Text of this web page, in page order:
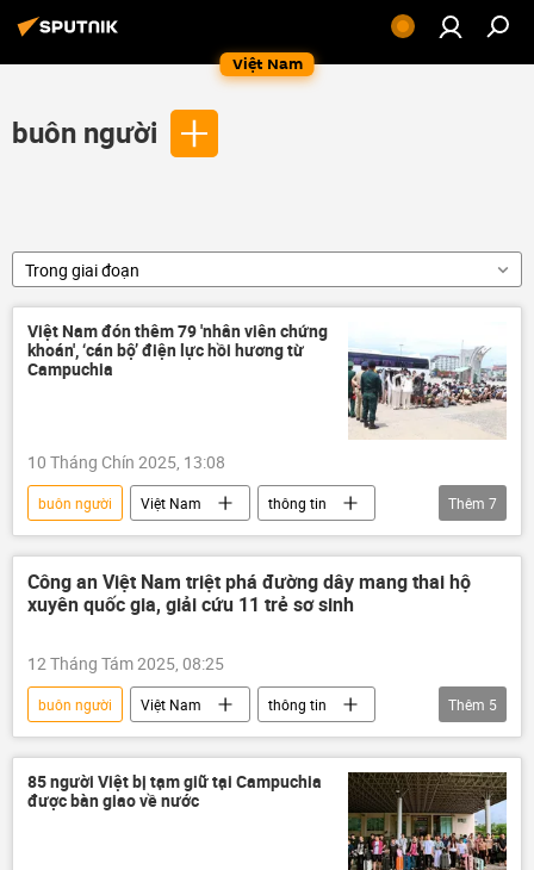
Việt Nam
buôn người
Trong giai đoạn
Việt Nam đón thêm 79 'nhân viên chứng
khoán', ‘cán bộ’ điện lực hồi hương từ
Campuchia
10 Tháng Chín 2025, 13:08
buôn người Việt Nam
thông tin
Campuchia
cấm xuất cảnh
lừa đảo
nghi phạm
vi phạm
sai phạm
Pháp luật
Thêm 7
Công an Việt Nam triệt phá đường dây mang thai hộ
xuyên quốc gia, giải cứu 11 trẻ sơ sinh
12 Tháng Tám 2025, 08:25
buôn người Việt Nam
thông tin
phụ nữ mang thai
mang thai
Pháp luật
công an
Bộ Công an Việt Nam
Thêm 5
85 người Việt bị tạm giữ tại Campuchia
được bàn giao về nước